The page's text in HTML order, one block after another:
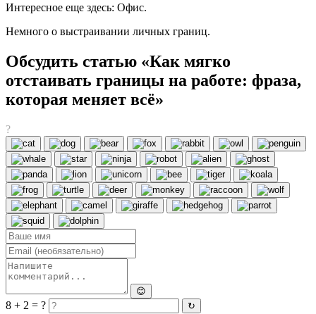
Интересное еще здесь: Офис.
Немного о выстраивании личных границ.
Обсудить статью «Как мягко
отстаивать границы на работе: фраза,
которая меняет всё»
?
😊
8 + 2 = ? ↻